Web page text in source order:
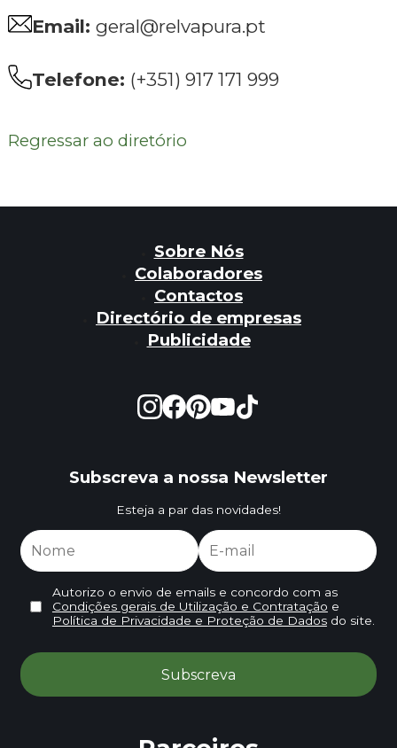
Email:geral@relvapura.pt
Telefone: (+351) 917 171 999
Regressar ao diretório
Sobre Nós
Colaboradores
Contactos
Directório de empresas
Publicidade
Subscreva a nossa Newsletter
Esteja a par das novidades!
Autorizo o envio de emails e concordo com as
Condições gerais de Utilização e Contratação e
Política de Privacidade e Proteção de Dadosdo site.